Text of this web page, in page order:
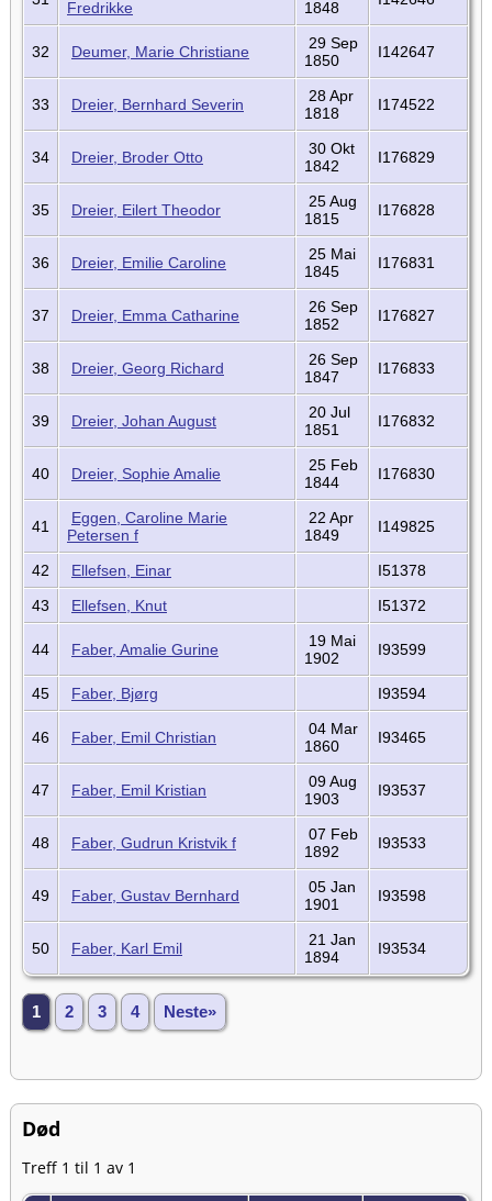
Fredrikke 1848
32 Deumer, Marie Christiane
29 Sep
1850
I142647
33 Dreier, Bernhard Severin
28 Apr
1818
I174522
34 Dreier, Broder Otto
30 Okt
1842
I176829
35 Dreier, Eilert Theodor
25 Aug
1815
I176828
36 Dreier, Emilie Caroline
25 Mai
1845
I176831
37 Dreier, Emma Catharine
26 Sep
1852
I176827
38 Dreier, Georg Richard
26 Sep
1847
I176833
39 Dreier, Johan August
20 Jul
1851
I176832
40 Dreier, Sophie Amalie
25 Feb
1844
I176830
41
Eggen, Caroline Marie
Petersen f
22 Apr
1849
I149825
42 Ellefsen, Einar
I51378
43
Ellefsen, Knut I51372
44 Faber, Amalie Gurine
19 Mai
1902
I93599
45 Faber, Bjørg I93594
46 Faber, Emil Christian
04 Mar
1860
I93465
47 Faber, Emil Kristian
09 Aug
1903
I93537
48 Faber, Gudrun Kristvik f
07 Feb
1892
I93533
49 Faber, Gustav Bernhard
05 Jan
1901
I93598
50 Faber, Karl Emil
21 Jan
1894
I93534
1 2 3 4 Neste»
Død
Treff 1 til 1 av 1